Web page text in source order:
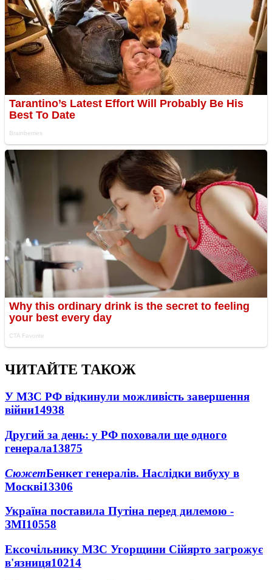
ЧИТАЙТЕ ТАКОЖ
У МЗС РФ відкинули можливість завершення
війни14938
Другий за день: у РФ поховали ще одного
генерала13875
СюжетБенкет генералів. Наслідки вибуху в
Москві13306
Україна поставила Путіна перед дилемою -
ЗМІ10558
Ексочільнику МЗС Угорщини Сійярто загрожує
в'язниця10214